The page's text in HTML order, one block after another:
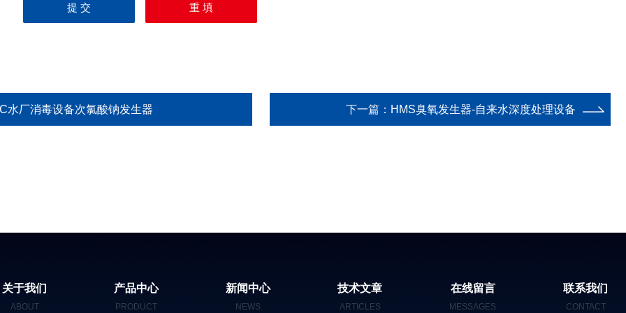
水厂消毒设备次氯酸钠发生器 下一篇： HMS臭氧发生器-自来水深度处理设备
关于我们
ABOUT
产品中心
PRODUCT
新闻中心
NEWS
技术文章
ARTICLES
在线留言
MESSAGES
联系我们
CONTACT